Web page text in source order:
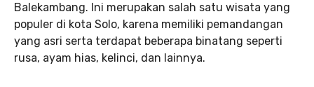
Balekambang. Ini merupakan salah satu wisata yang
populer di kota Solo, karena memiliki pemandangan
yang asri serta terdapat beberapa binatang seperti
rusa, ayam hias, kelinci, dan lainnya.